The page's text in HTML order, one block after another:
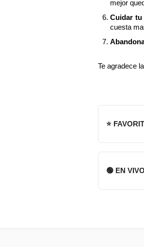
mejor
Cuidar tu
cuesta
Te agradece
⭐
🟢 EN VIVO